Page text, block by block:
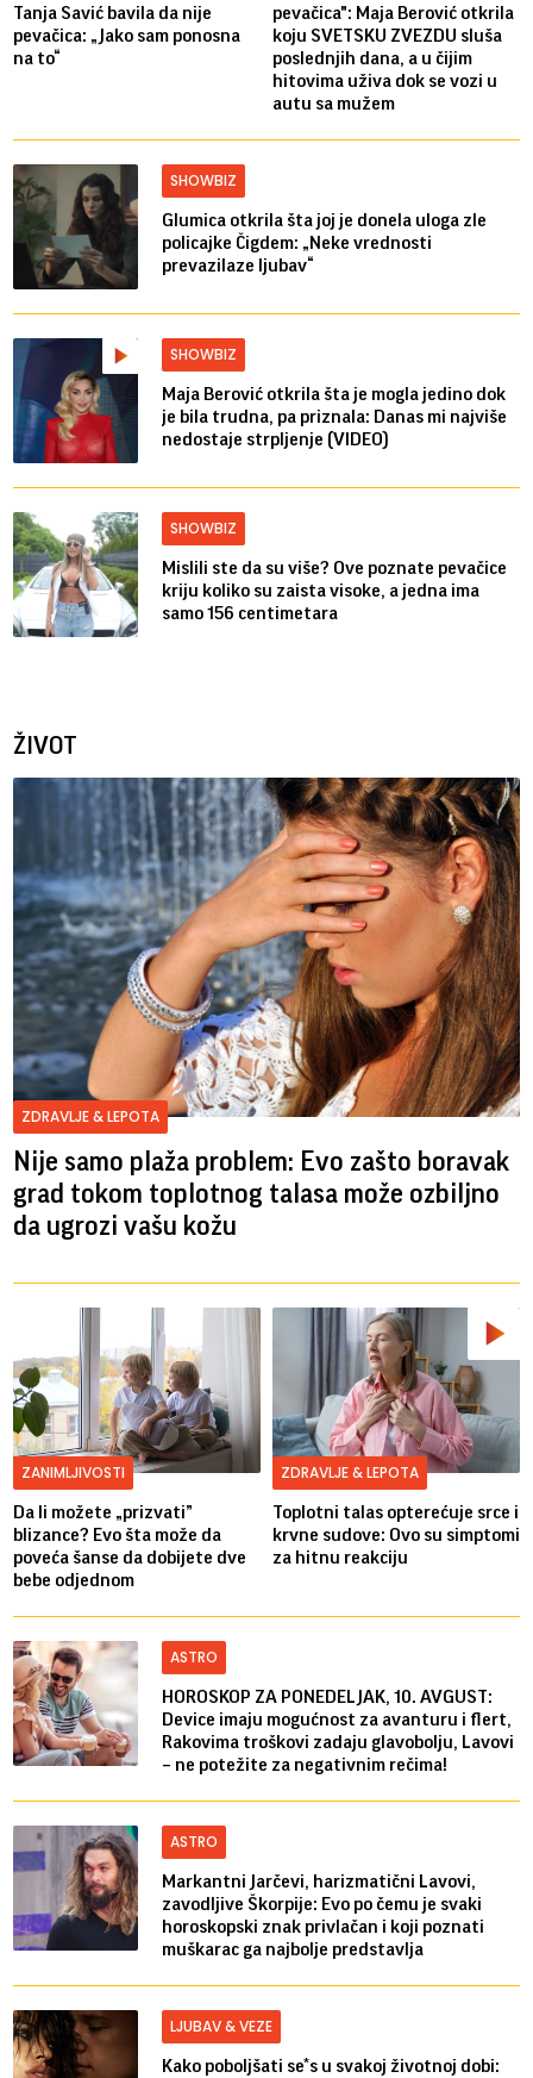
Tanja Savić bavila da nije
pevačica: „Jako sam ponosna
na to“
pevačica": Maja Berović otkrila
koju SVETSKU ZVEZDU sluša
poslednjih dana, a u čijim
hitovima uživa dok se vozi u
autu sa mužem
SHOWBIZ
Glumica otkrila šta joj je donela uloga zle
policajke Čigdem: „Neke vrednosti
prevazilaze ljubav“
SHOWBIZ
Maja Berović otkrila šta je mogla jedino dok
je bila trudna, pa priznala: Danas mi najviše
nedostaje strpljenje (VIDEO)
SHOWBIZ
Mislili ste da su više? Ove poznate pevačice
kriju koliko su zaista visoke, a jedna ima
samo 156 centimetara
ŽIVOT
ZDRAVLJE & LEPOTA
Nije samo plaža problem: Evo zašto boravak
grad tokom toplotnog talasa može ozbiljno
da ugrozi vašu kožu
ZANIMLJIVOSTI
Da li možete „prizvati”
blizance? Evo šta može da
poveća šanse da dobijete dve
bebe odjednom
ZDRAVLJE & LEPOTA
Toplotni talas opterećuje srce i
krvne sudove: Ovo su simptomi
za hitnu reakciju
ASTRO
HOROSKOP ZA PONEDELJAK, 10. AVGUST:
Device imaju mogućnost za avanturu i flert,
Rakovima troškovi zadaju glavobolju, Lavovi
– ne potežite za negativnim rečima!
ASTRO
Markantni Jarčevi, harizmatični Lavovi,
zavodljive Škorpije: Evo po čemu je svaki
horoskopski znak privlačan i koji poznati
muškarac ga najbolje predstavlja
LJUBAV & VEZE
Kako poboljšati se*s u svakoj životnoj dobi: